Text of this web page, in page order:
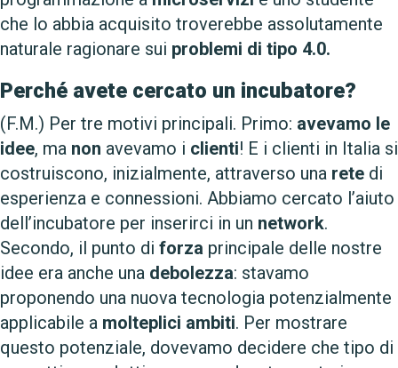
che lo abbia acquisito troverebbe assolutamente
naturale ragionare sui problemi di tipo 4.0.
Perché avete cercato un incubatore?
(F.M.) Per tre motivi principali. Primo: avevamo le
idee, ma non avevamo i clienti! E i clienti in Italia si
costruiscono, inizialmente, attraverso una rete di
esperienza e connessioni. Abbiamo cercato l’aiuto
dell’incubatore per inserirci in un network.
Secondo, il punto di forza principale delle nostre
idee era anche una debolezza: stavamo
proponendo una nuova tecnologia potenzialmente
applicabile a molteplici ambiti. Per mostrare
questo potenziale, dovevamo decidere che tipo di